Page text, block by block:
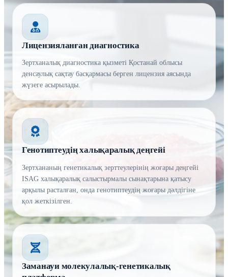
Лицензияланған диагностика
Зертханалық диагностика қызметі Қостанай облысы
денсаулық сақтау басқармасы берген лицензия аясында
жүзеге асырылады.
Генотиптеудің халықаралық деңгейі
Зертхананың генетикалық зерттеулерінің жоғары деңгейі
ISAG халықаралық салыстырмалы сынақтарына қатысу
арқылы расталған, онда генотиптеудің жоғары дәлдігіне
қол жеткізілген.
Заманауи молекулалық-генетикалық